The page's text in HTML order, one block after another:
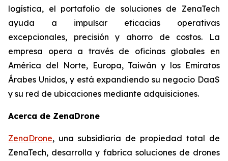
logística, el portafolio de soluciones de ZenaTech
ayuda a impulsar eficacias operativas
excepcionales, precisión y ahorro de costos. La
empresa opera a través de oficinas globales en
América del Norte, Europa, Taiwán y los Emiratos
Árabes Unidos, y está expandiendo su negocio DaaS
y su red de ubicaciones mediante adquisiciones.
Acerca de ZenaDrone
ZenaDrone, una subsidiaria de propiedad total de
ZenaTech, desarrolla y fabrica soluciones de drones